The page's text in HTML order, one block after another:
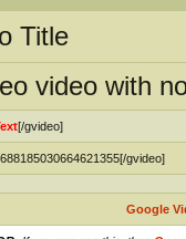
Title
video with
[/gvideo]
gvideo]
Google